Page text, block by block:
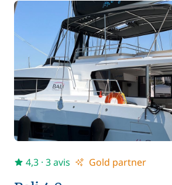
4,3 · 3 avis Gold partner